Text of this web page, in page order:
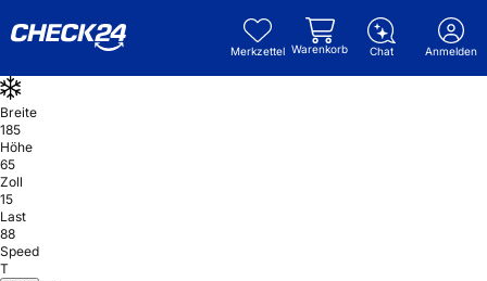
Merkzettel Warenkorb Chat Anmelden
Breite
185
Höhe
65
Zoll
15
Last
88
Speed
T